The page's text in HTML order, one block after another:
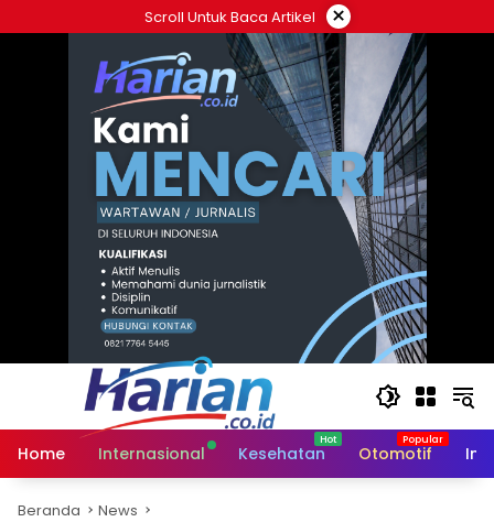
ke
Scroll Untuk Baca Artikel ×
Home Internasional Kesehatan Otomotif
Beranda News